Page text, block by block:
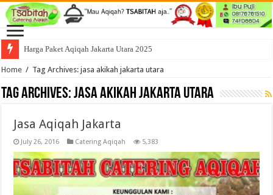
Harga Paket Aqiqah Jakarta Utara 2025
Home / Tag Archives: jasa akikah jakarta utara
Tag Archives:jasa akikah jakarta utara
Jasa Aqiqah Jakarta
July 26, 2016 Catering Aqiqah 5,383